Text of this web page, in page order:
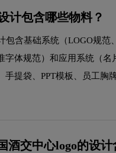
计包含哪些物料？
包含基础系统（LOGO规范
字体规范）和应用系统（名
手提袋、PPT模板、员工胸
酒交中心logo的设计